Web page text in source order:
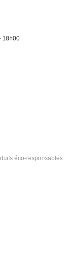
18h00
éco-responsables